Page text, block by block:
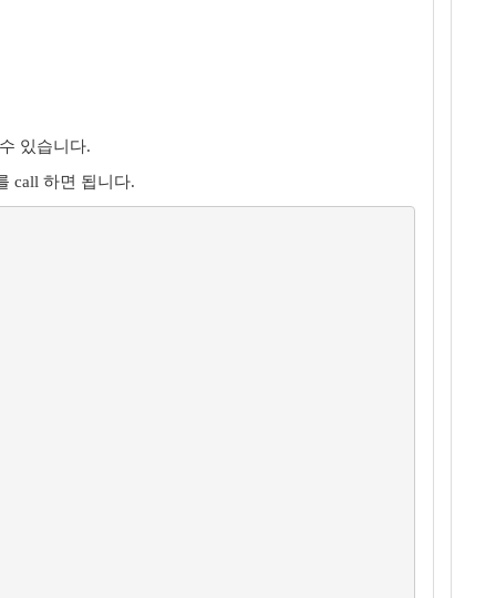
있습니다.
call 하면 됩니다.